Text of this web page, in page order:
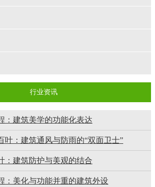
行业资讯
：建筑美学的功能化表达
叶：建筑通风与防雨的“双面卫士”
：建筑防护与美观的结合
：美化与功能并重的建筑外设